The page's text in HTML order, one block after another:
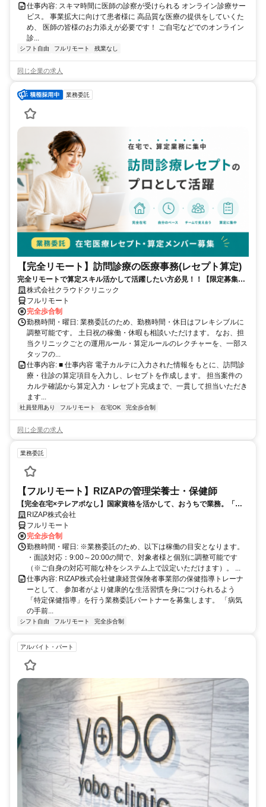
仕事内容: スキマ時間に医師の診察が受けられる オンライン診療サー
ビス。 事業拡大に向けて患者様に 高品質な医療の提供をしていくた
め、 医師の皆様のお力添えが必要です！ ご自宅などでのオンライン
診...
シフト自由 フルリモート 残業なし
同じ企業の求人
業務委託
【完全リモート】訪問診療の医療事務(レセプト算定)
完全リモートで算定スキル活かして活躍したい方必見！！【限定募集】
完全リモート｜在宅医療レセプト算定（成果報酬型／業務委託）
株式会社クラウドクリニック
フルリモート
完全歩合制
勤務時間・曜日: 業務委託のため、勤務時間・休日はフレキシブルに
調整可能です。 土日祝の稼働・休暇も相談いただけます。 なお、担
当クリニックごとの運用ルール・算定ルールのレクチャーを、一部ス
タッフの...
仕事内容: ■ 仕事内容 電子カルテに入力された情報をもとに、訪問診
療・往診の算定項目を入力し、レセプトを作成します。 担当案件の
カルテ確認から算定入力・レセプト完成まで、一貫して担当いただき
ます...
社員登用あり フルリモート 在宅OK 完全歩合制
同じ企業の求人
業務委託
【フルリモート】RIZAPの管理栄養士・保健師
【完全在宅×テレアポなし】国家資格を活かして、おうちで業務。「も
う一つの安心」を。主婦・Wワーカー活躍中！「平日の日中だけ」「夕
方以降の数時間だけ」など、生活リズムに合わせた時間調整が可能で
す。1件ごとの成果報酬型だから、頑張った分だけ手応えのある収入
に。充実のサポート体制で、安心の在宅ワークを始めませんか？
RIZAP株式会社
フルリモート
完全歩合制
勤務時間・曜日: ※業務委託のため、以下は稼働の目安となります。
・面談対応：9:00～20:00の間で、対象者様と個別に調整可能です
（※ご自身の対応可能な枠をシステム上で設定いただけます）。 ...
仕事内容: RIZAP株式会社健康経営保険者事業部の保健指導トレーナ
ーとして、 参加者がより健康的な生活習慣を身につけられるよう
「特定保健指導」を行う業務委託パートナーを募集します。 「病気
の手前...
シフト自由 フルリモート 完全歩合制
アルバイト・パート